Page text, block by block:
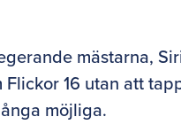
mästarna,
16 utan att
möjliga.